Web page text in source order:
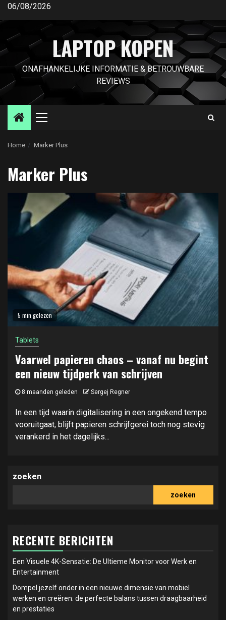
Ga
inhoud
06/08/2026
LAPTOP KOPEN
ONAFHANKELIJKE INFORMATIE & BETROUWBARE
REVIEWS
Primair
Home Marker Plus
Marker Plus
5 min gelezen
Tablets
Vaarwel papieren chaos – vanaf nu begint
een nieuw tijdperk van schrijven
8 maanden geleden Sergej Regner
In een tijd waarin digitalisering in een ongekend tempo
vooruitgaat, blijft papieren schrijfgerei toch nog stevig
verankerd in het dagelijks...
zoeken
zoeken
RECENTE BERICHTEN
Een Visuele 4K-Sensatie: De Ultieme Monitor voor Werk en
Entertainment
Dompel jezelf onder in een nieuwe dimensie van mobiel
werken en creëren: de perfecte balans tussen draagbaarheid
en prestaties